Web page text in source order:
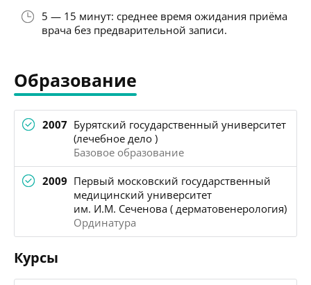
5 — 15 минут: среднее время ожидания приёма
врача без предварительной записи.
Образование
2007 Бурятский государственный университет
(лечебное дело )
Базовое образование
2009 Первый московский государственный
медицинский университет
им. И.М. Сеченова ( дерматовенерология)
Ординатура
Курсы